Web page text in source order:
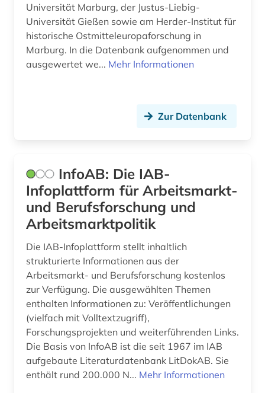
arbeitsmarkt (1)
arbeitsmarktforschung (2)
arbeitsmarktpolitik (1)
archäologie (3)
argentinien (3)
arktis (1)
armenien (4)
asean (1)
aserbaidschan (1)
asiatische studien (1)
asien (6)
asien-pazifik (1)
Kroatien (7)
Lettland (6)
Liechtenstein (1)
Moldawien (7)
Niederlande (9)
Niedersachsen (4)
Nordamerika (5)
Nordrhein-Westfalen (6)
Norwegen (4)
Oesterreich (10)
Universität Marburg, der Justus-Liebig-
Universität Gießen sowie am Herder-Institut für
historische Ostmitteleuropaforschung in
Marburg. In die Datenbank aufgenommen und
ausgewertet we... Mehr Informationen
Zur Datenbank
InfoAB: Die IAB-
Infoplattform für Arbeitsmarkt-
und Berufsforschung und
Arbeitsmarktpolitik
Die IAB-Infoplattform stellt inhaltlich
strukturierte Informationen aus der
Arbeitsmarkt- und Berufsforschung kostenlos
zur Verfügung. Die ausgewählten Themen
enthalten Informationen zu: Veröffentlichungen
(vielfach mit Volltextzugriff),
Forschungsprojekten und weiterführenden Links.
Die Basis von InfoAB ist die seit 1967 im IAB
aufgebaute Literaturdatenbank LitDokAB. Sie
enthält rund 200.000 N... Mehr Informationen